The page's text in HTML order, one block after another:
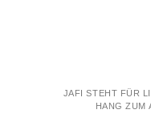
JAFI STEHT FÜR
HANG ZUM